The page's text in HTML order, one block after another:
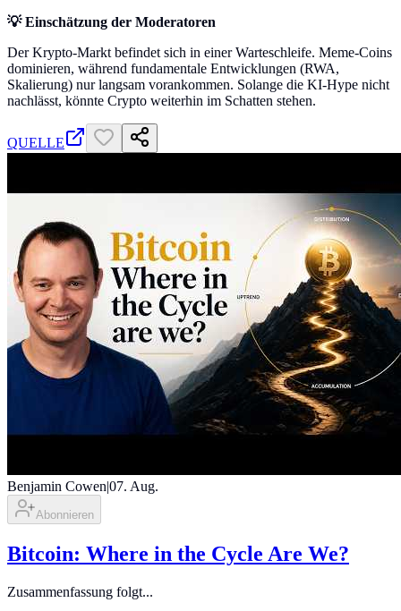
💡 Einschätzung der Moderatoren
Der Krypto-Markt befindet sich in einer Warteschleife. Meme-Coins
dominieren, während fundamentale Entwicklungen (RWA,
Skalierung) nur langsam vorankommen. Solange die KI-Hype nicht
nachlässt, könnte Crypto weiterhin im Schatten stehen.
QUELLE
Benjamin Cowen|07. Aug.
Abonnieren
Bitcoin: Where in the Cycle Are We?
Zusammenfassung folgt...